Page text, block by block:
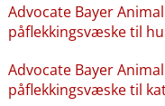
Advocate Bayer
påflekkingsvæske til
Advocate Bayer
påflekkingsvæske til